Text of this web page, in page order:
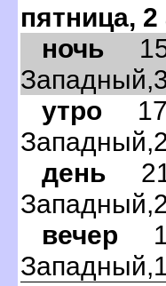
пятница, 2
ночь
утро
день
вечер